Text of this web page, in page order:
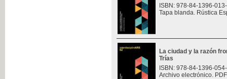
ISBN: 978-84-1396-
Tapa blanda. Rústica
La ciudad y la razón
Trías
ISBN: 978-84-1396-
Archivo electrónico.